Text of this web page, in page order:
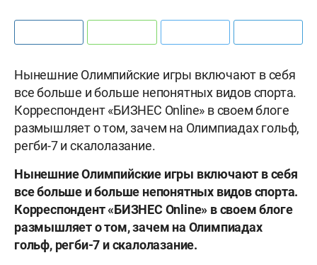
Нынешние Олимпийские игры включают в себя
все больше и больше непонятных видов спорта.
Корреспондент «БИЗНЕС Online» в своем блоге
размышляет о том, зачем на Олимпиадах гольф,
регби-7 и скалолазание.
Нынешние Олимпийские игры включают в себя
все больше и больше непонятных видов спорта.
Корреспондент «БИЗНЕС Online» в своем блоге
размышляет о том, зачем на Олимпиадах
гольф, регби-7 и скалолазание.